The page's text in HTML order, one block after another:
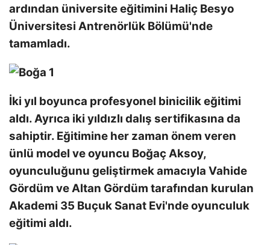
ardından üniversite eğitimini Haliç Besyo
Üniversitesi Antrenörlük Bölümü'nde
tamamladı.
İki yıl boyunca profesyonel binicilik eğitimi
aldı. Ayrıca iki yıldızlı dalış sertifikasına da
sahiptir. Eğitimine her zaman önem veren
ünlü model ve oyuncu Boğaç Aksoy,
oyunculuğunu geliştirmek amacıyla Vahide
Gördüm ve Altan Gördüm tarafından kurulan
Akademi 35 Buçuk Sanat Evi'nde oyunculuk
eğitimi aldı.